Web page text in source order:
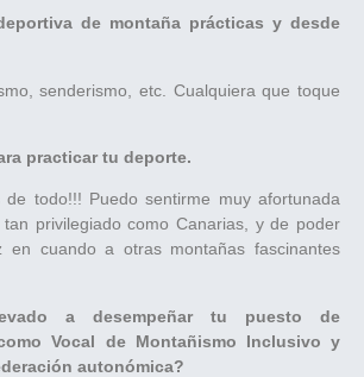
de montaña prácticas y desde
senderismo, etc. Cualquiera que toque
practicar tu deporte.
de todo!!! Puedo sentirme muy afortunada
privilegiado como Canarias, y de poder
en cuando a otras montañas fascinantes
a desempeñar tu puesto de
Vocal de Montañismo Inclusivo y
autonómica?